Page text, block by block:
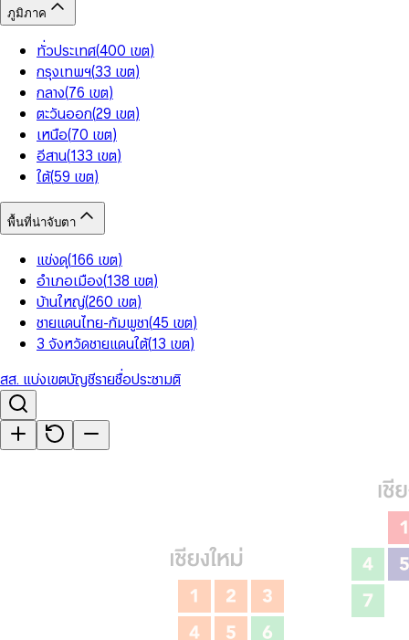
ภูมิภาค
ทั่วประเทศ(400 เขต)
กรุงเทพฯ(33 เขต)
กลาง(76 เขต)
ตะวันออก(29 เขต)
เหนือ(70 เขต)
อีสาน(133 เขต)
ใต้(59 เขต)
พื้นที่น่าจับตา
แข่งดุ(166 เขต)
อำเภอเมือง(138 เขต)
บ้านใหญ่(260 เขต)
ชายแดนไทย-กัมพูชา(45 เขต)
3 จังหวัดชายแดนใต้(13 เขต)
สส. แบ่งเขตบัญชีรายชื่อประชามติ